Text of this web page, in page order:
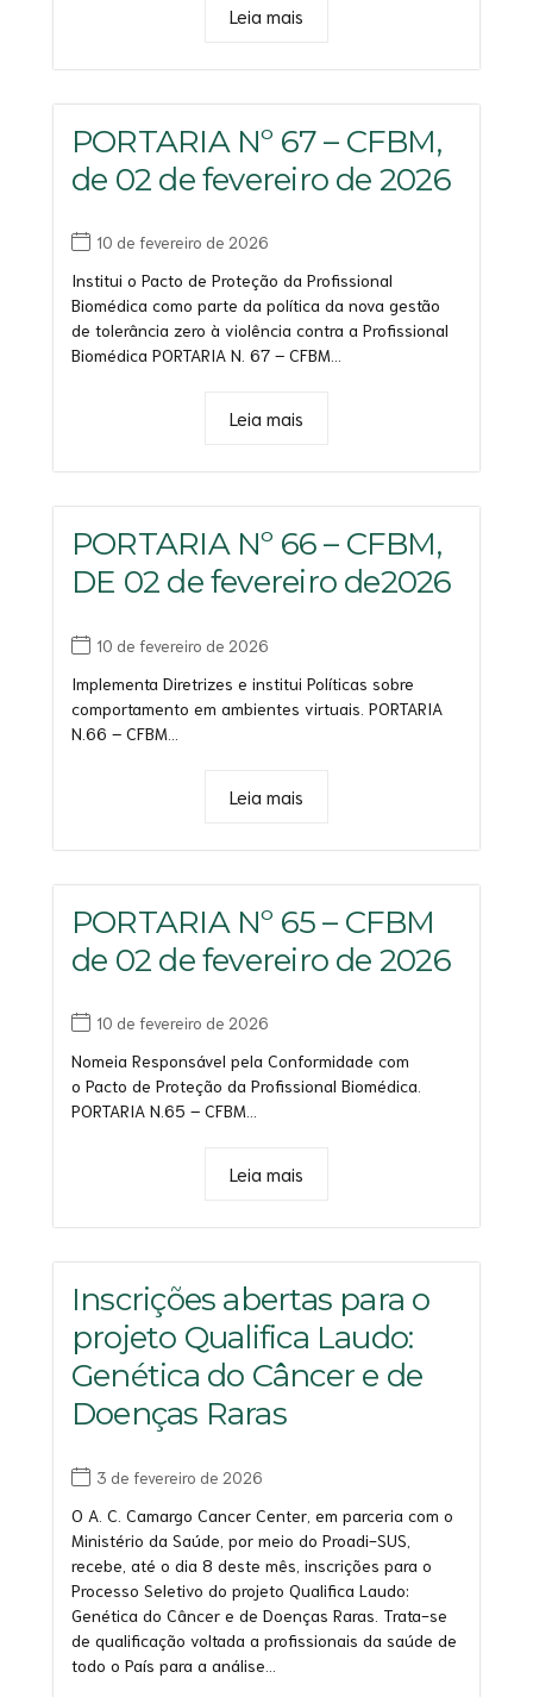
Leia mais
PORTARIA Nº 67 – CFBM,
de 02 de fevereiro de 2026
10 de fevereiro de 2026
Institui o Pacto de Proteção da Profissional
Biomédica como parte da política da nova gestão
de tolerância zero à violência contra a Profissional
Biomédica PORTARIA N. 67 – CFBM...
Leia mais
PORTARIA Nº 66 – CFBM,
DE 02 de fevereiro de2026
10 de fevereiro de 2026
Implementa Diretrizes e institui Políticas sobre
comportamento em ambientes virtuais. PORTARIA
N.66 – CFBM...
Leia mais
PORTARIA Nº 65 – CFBM
de 02 de fevereiro de 2026
10 de fevereiro de 2026
Nomeia Responsável pela Conformidade com
o Pacto de Proteção da Profissional Biomédica.
PORTARIA N.65 – CFBM...
Leia mais
Inscrições abertas para o
projeto Qualifica Laudo:
Genética do Câncer e de
Doenças Raras
3 de fevereiro de 2026
O A. C. Camargo Cancer Center, em parceria com o
Ministério da Saúde, por meio do Proadi-SUS,
recebe, até o dia 8 deste mês, inscrições para o
Processo Seletivo do projeto Qualifica Laudo:
Genética do Câncer e de Doenças Raras. Trata-se
de qualificação voltada a profissionais da saúde de
todo o País para a análise...